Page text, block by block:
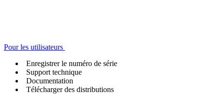
Pour les utilisateurs
Enregistrer le numéro de série
Support technique
Documentation
Télécharger des distributions